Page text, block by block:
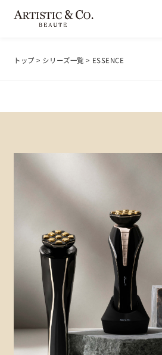
トップ> シリーズ一覧 > ESSENCE